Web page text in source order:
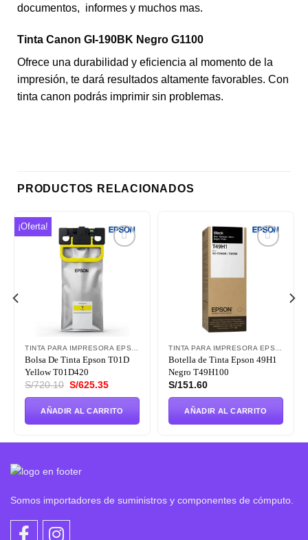
documentos, informes y muchos mas.
Tinta Canon GI-190BK Negro G1100
Ofrece una durabilidad y eficiencia al momento de la
impresión, te dará resultados altamente favorables. Con
tinta canon podrás imprimir sin problemas.
PRODUCTOS RELACIONADOS
¡Oferta!
Bolsa De Tinta Epson T01D
Yellow T01D420
S/720.10 El
era:
S/625.35El
es:
S/625.35.
AÑADIR AL CARRITO
Botella de Tinta Epson 49H1
Negro T49H100
S/151.60
AÑADIR AL CARRITO
Somos importadores de suministros y componentes de cómputo.